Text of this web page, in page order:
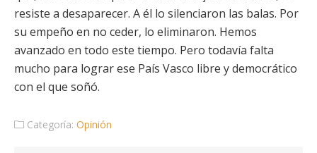
resiste a desaparecer. A él lo silenciaron las balas. Por
su empeño en no ceder, lo eliminaron. Hemos
avanzado en todo este tiempo. Pero todavía falta
mucho para lograr ese País Vasco libre y democrático
con el que soñó.
Categoría: Opinión